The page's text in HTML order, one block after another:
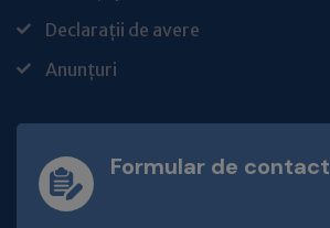
Declarații de avere
Anunțuri
Formular de contact